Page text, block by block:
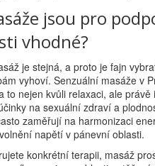
jsou pro
vhodné?
je stejná, a proto je fajn
vyhoví. Senzuální masáže v
to nejen kvůli relaxaci, ale právě
na sexuální zdraví a
zaměřují na harmonizaci
napětí v pánevní oblasti.
konkrétní terapii, masáž